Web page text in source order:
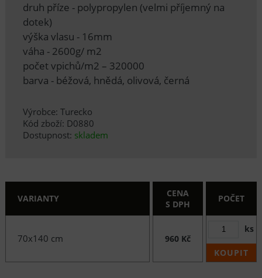
druh příze - polypropylen (velmi příjemný na
dotek)
výška vlasu - 16mm
váha - 2600g/ m2
počet vpichů/m2 – 320000
barva - béžová, hnědá, olivová, černá
Výrobce: Turecko
Kód zboží: D0880
Dostupnost: skladem
VARIANTY
CENA
S DPH
POČET
70x140 cm 960 Kč
ks
KOUPIT